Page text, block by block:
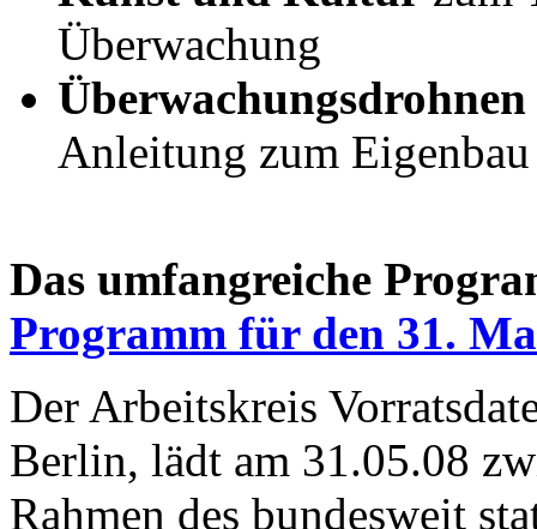
Überwachung
Überwachungsdrohnen
Anleitung zum Eigenbau
Das umfangreiche
Programm für den 31.
Der Arbeitskreis
Berlin, lädt am 31.05.08
Rahmen des bundesweit